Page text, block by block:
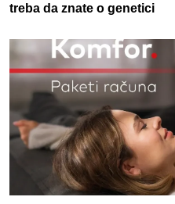
treba da znate o genetici